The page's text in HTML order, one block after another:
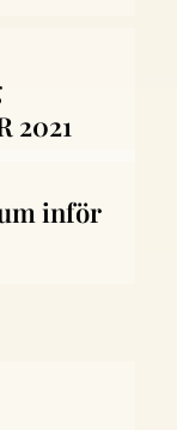
2021
inför